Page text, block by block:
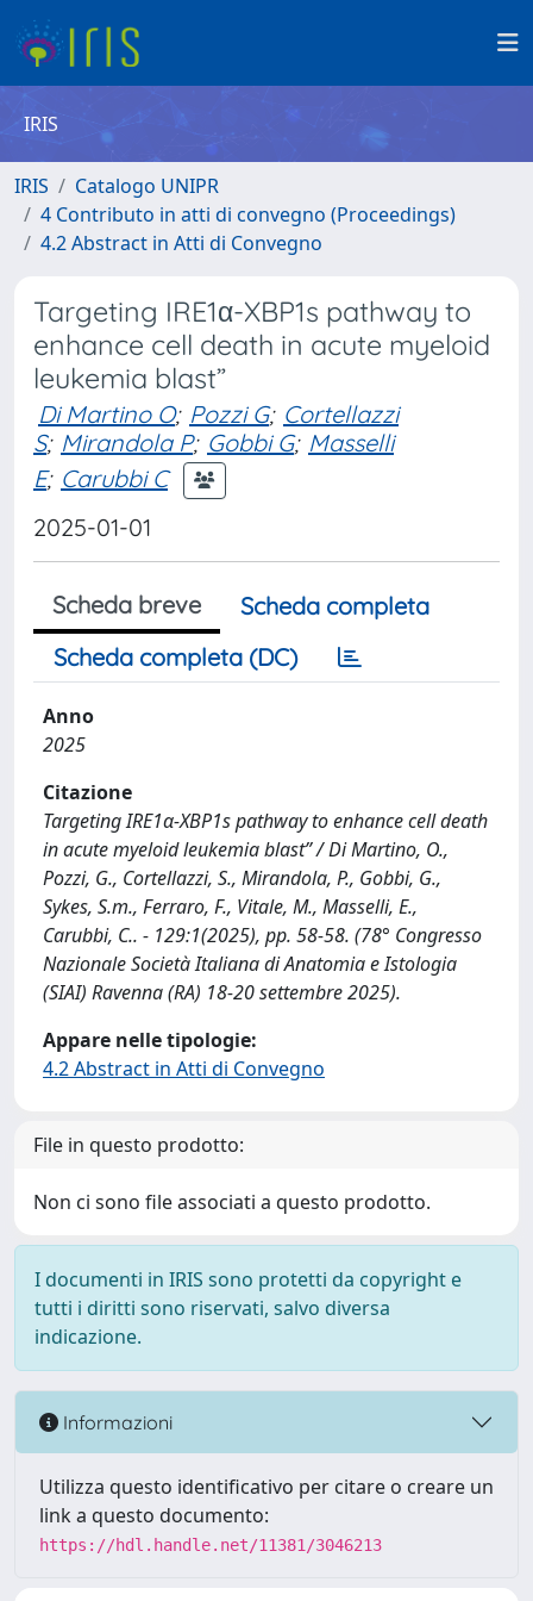
IRIS
IRIS
Catalogo UNIPR
4 Contributo in atti di convegno (Proceedings)
4.2 Abstract in Atti di Convegno
Targeting IRE1α-XBP1s pathway to
enhance cell death in acute myeloid
leukemia blast”
Di Martino O; Pozzi G; Cortellazzi
S; Mirandola P; Gobbi G; Masselli
E; Carubbi C
2025-01-01
Scheda breve
Scheda completa
Scheda completa (DC)
Anno
2025
Citazione
Targeting IRE1α-XBP1s pathway to enhance cell death
in acute myeloid leukemia blast” / Di Martino, O.,
Pozzi, G., Cortellazzi, S., Mirandola, P., Gobbi, G.,
Sykes, S.m., Ferraro, F., Vitale, M., Masselli, E.,
Carubbi, C.. - 129:1(2025), pp. 58-58. (78° Congresso
Nazionale Società Italiana di Anatomia e Istologia
(SIAI) Ravenna (RA) 18-20 settembre 2025).
Appare nelle tipologie:
4.2 Abstract in Atti di Convegno
File in questo prodotto:
Non ci sono file associati a questo prodotto.
I documenti in IRIS sono protetti da copyright e
tutti i diritti sono riservati, salvo diversa
indicazione.
Informazioni
Utilizza questo identificativo per citare o creare un
link a questo documento:
https://hdl.handle.net/11381/3046213